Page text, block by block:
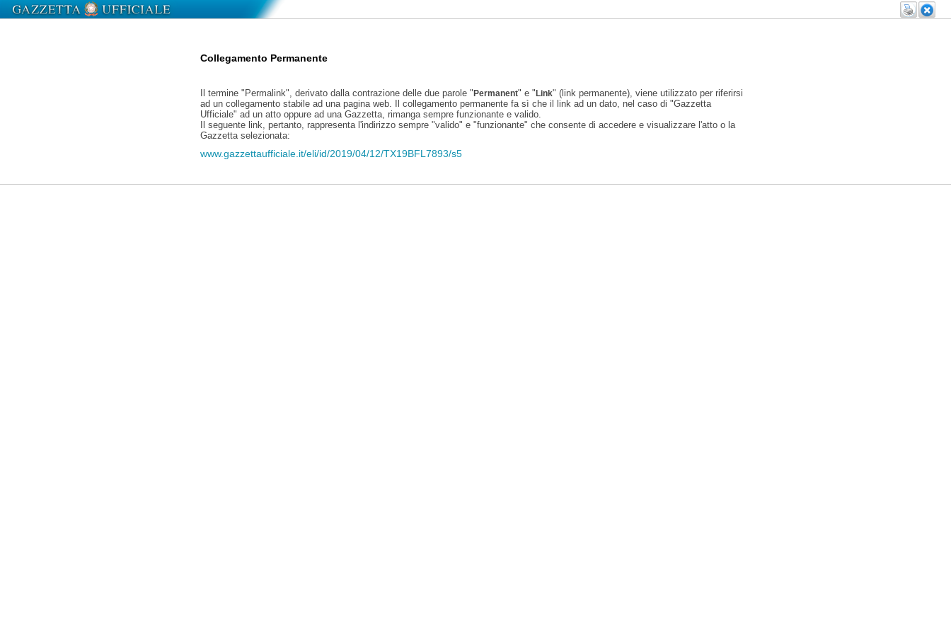
Collegamento Permanente
Il termine "Permalink", derivato dalla contrazione delle due parole "Permanent" e "Link" (link permanente), viene utilizzato per riferirsi
ad un collegamento stabile ad una pagina web. Il collegamento permanente fa sì che il link ad un dato, nel caso di "Gazzetta
Ufficiale" ad un atto oppure ad una Gazzetta, rimanga sempre funzionante e valido.
Il seguente link, pertanto, rappresenta l'indirizzo sempre "valido" e "funzionante" che consente di accedere e visualizzare l'atto o la
Gazzetta selezionata:
www.gazzettaufficiale.it/eli/id/2019/04/12/TX19BFL7893/s5